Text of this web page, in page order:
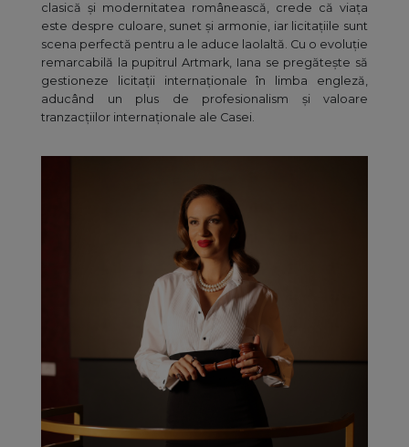
clasică și modernitatea românească, crede că viața
este despre culoare, sunet și armonie, iar licitațiile sunt
scena perfectă pentru a le aduce laolaltă. Cu o evoluție
remarcabilă la pupitrul Artmark, Iana se pregătește să
gestioneze licitații internaționale în limba engleză,
aducând un plus de profesionalism și valoare
tranzacțiilor internaționale ale Casei.